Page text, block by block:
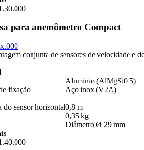
para anemômetro Compact
conjunta de sensores de velocidade e
Alumínio (AlMgSi0.5)
fixação
Aço inox (V2A)
do sensor horizontal0,8 m
0,35 kg
Diâmetro Ø 29 mm